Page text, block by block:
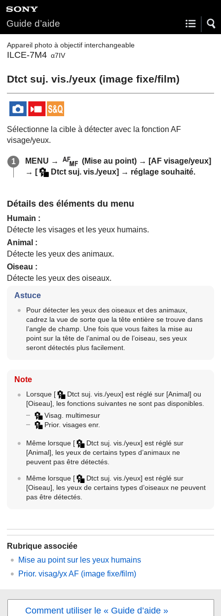
Guide d’aide
Appareil photo à objectif interchangeable
ILCE-7M4 α7IV
Dtct suj. vis./yeux (image fixe/film)
Sélectionne la cible à détecter avec la fonction AF
visage/yeux.
MENU → (Mise au point) → [AF visage/yeux]
→ [ Dtct suj. vis./yeux] → réglage souhaité.
Détails des éléments du menu
Humain :
Détecte les visages et les yeux humains.
Animal :
Détecte les yeux des animaux.
Oiseau :
Détecte les yeux des oiseaux.
Astuce
Pour détecter les yeux des oiseaux et des animaux,
cadrez la vue de sorte que la tête entière se trouve dans
l’angle de champ. Une fois que vous faites la mise au
point sur la tête de l’animal ou de l’oiseau, ses yeux
seront détectés plus facilement.
Note
Lorsque [ Dtct suj. vis./yeux] est réglé sur [Animal] ou
[Oiseau], les fonctions suivantes ne sont pas disponibles.
Visag. multimesur
Prior. visages enr.
Même lorsque [ Dtct suj. vis./yeux] est réglé sur
[Animal] , les yeux de certains types d’animaux ne
peuvent pas être détectés.
Même lorsque [ Dtct suj. vis./yeux] est réglé sur
[Oiseau] , les yeux de certains types d’oiseaux ne peuvent
pas être détectés.
Rubrique associée
Mise au point sur les yeux humains
Prior. visag/yx AF (image fixe/film)
Comment utiliser le « Guide d’aide »